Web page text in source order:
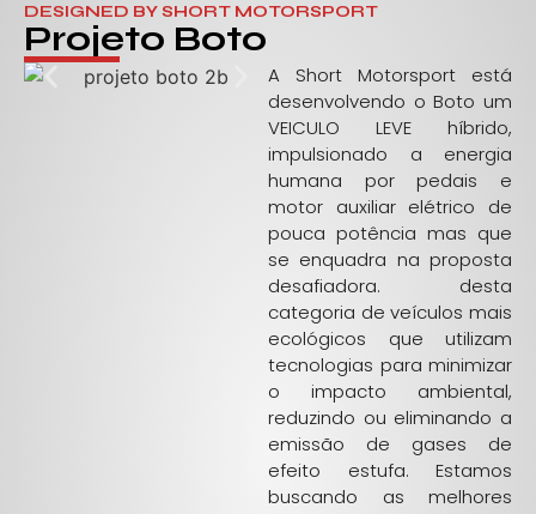
DESIGNED BY SHORT MOTORSPORT
Projeto Boto
A Short Motorsport está
desenvolvendo o Boto um
VEICULO LEVE híbrido,
impulsionado a energia
humana por pedais e
motor auxiliar elétrico de
pouca potência mas que
se enquadra na proposta
desafiadora. desta
categoria de veículos mais
ecológicos que utilizam
tecnologias para minimizar
o impacto ambiental,
reduzindo ou eliminando a
emissão de gases de
efeito estufa. Estamos
buscando as melhores